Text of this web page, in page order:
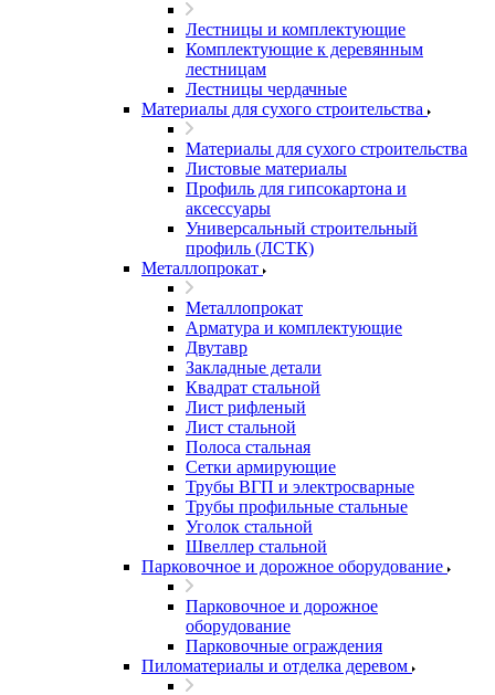
Лестницы и комплектующие
Комплектующие к деревянным
лестницам
Лестницы чердачные
Материалы для сухого строительства
Материалы для сухого строительства
Листовые материалы
Профиль для гипсокартона и
аксессуары
Универсальный строительный
профиль (ЛСТК)
Металлопрокат
Металлопрокат
Арматура и комплектующие
Двутавр
Закладные детали
Квадрат стальной
Лист рифленый
Лист стальной
Полоса стальная
Сетки армирующие
Трубы ВГП и электросварные
Трубы профильные стальные
Уголок стальной
Швеллер стальной
Парковочное и дорожное оборудование
Парковочное и дорожное
оборудование
Парковочные ограждения
Пиломатериалы и отделка деревом